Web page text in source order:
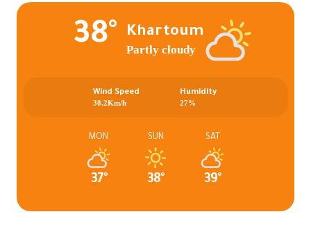
Khartoum
Partly cloudy
38°
Humidity
27%
Wind Speed
30.2Km/h
SAT
39°
SUN
38°
MON
37°